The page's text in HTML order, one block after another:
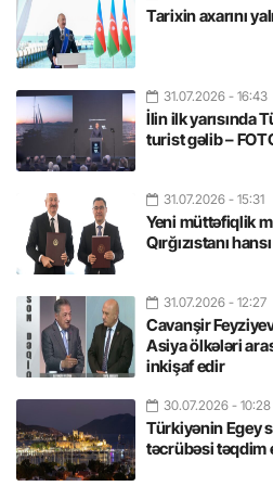
Tarixin axarını
31.07.2026 - 16:43
İlin ilk yarısında
turist gəlib –
31.07.2026 - 15:31
Yeni müttəfiqlik
Qırğızıstanı
31.07.2026 - 12:27
Cavanşir
Asiya ölkələri
inkişaf edir
30.07.2026 - 10:28
Türkiyənin Egey
təcrübəsi təqdim